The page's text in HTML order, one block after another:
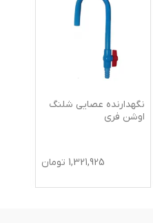
نگهدارنده عصایی شلنگ
اوشن فری
1,321,925 تومان